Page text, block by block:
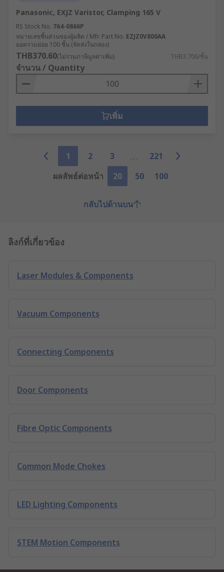
Panasonic, EXJZ Varistor, Clamping 165 V
RS Stock No. 764-0866P
หมายเลขชิ้นส่วนของผู้ผลิต / Mfr. Part No. EZJZ0V800AA
ยอดรวมย่อย 100 ชิ้น (จัดส่งในกล่อง)
THB370.60(ไม่รวมภาษีมูลค่าเพิ่ม) THB3.706/ชิ้น
จำนวน / Quantity
เพิ่ม
1 2 3
221
ผลลัพธ์ต่อหน้า
20 50 100
กลับไปด้านบน
ลิงก์ที่เกี่ยวข้อง
Laser Modules & Components
Vacuum Components
Connecting Components
Door Components
Fibre Optic Components
Common Mode Chokes
LED Lighting Components
STEM Motion Components